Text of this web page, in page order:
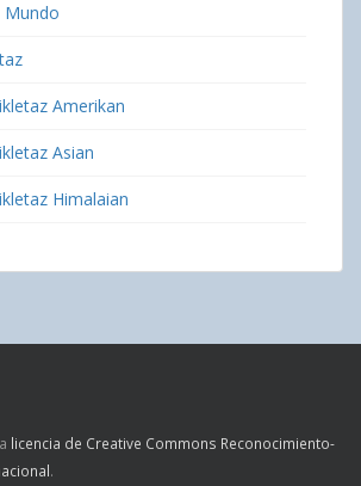
Mundo
Amerikan
Asian
Himalaian
licencia de Creative Commons Reconocimiento-
.